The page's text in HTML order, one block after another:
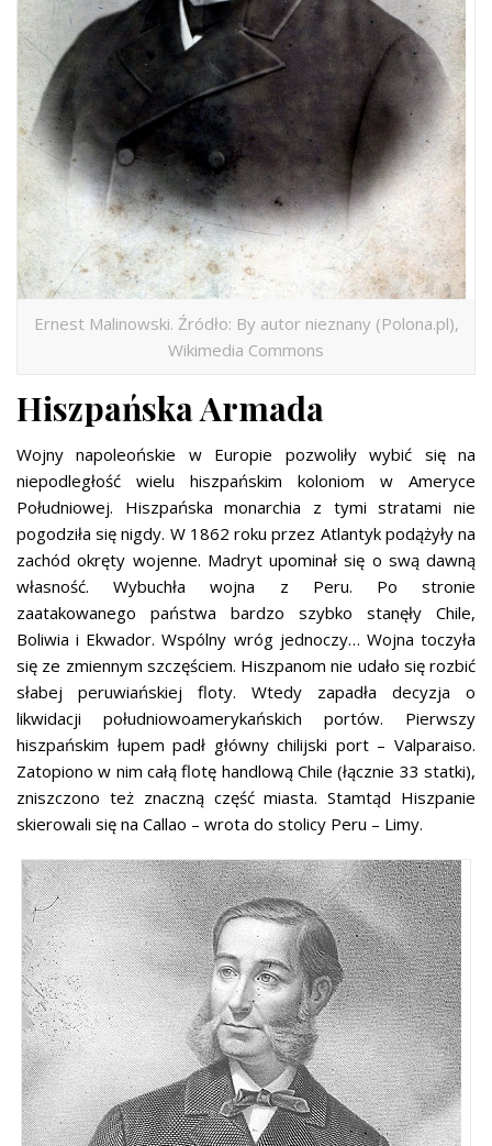
Ernest Malinowski. Źródło: By autor nieznany (Polona.pl),
Wikimedia Commons
Hiszpańska Armada
Wojny napoleońskie w Europie pozwoliły wybić się na
niepodległość wielu hiszpańskim koloniom w Ameryce
Południowej. Hiszpańska monarchia z tymi stratami nie
pogodziła się nigdy. W 1862 roku przez Atlantyk podążyły na
zachód okręty wojenne. Madryt upominał się o swą dawną
własność. Wybuchła wojna z Peru. Po stronie
zaatakowanego państwa bardzo szybko stanęły Chile,
Boliwia i Ekwador. Wspólny wróg jednoczy… Wojna toczyła
się ze zmiennym szczęściem. Hiszpanom nie udało się rozbić
słabej peruwiańskiej floty. Wtedy zapadła decyzja o
likwidacji południowoamerykańskich portów. Pierwszy
hiszpańskim łupem padł główny chilijski port – Valparaiso.
Zatopiono w nim całą flotę handlową Chile (łącznie 33 statki),
zniszczono też znaczną część miasta. Stamtąd Hiszpanie
skierowali się na Callao – wrota do stolicy Peru – Limy.